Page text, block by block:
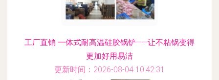
工厂直销 一体式耐高温硅胶锅铲——让不粘锅变得
更加好用易洁
更新时间：2026-08-04 10:42:31